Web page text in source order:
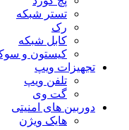
تستر شبکه
رک
کابل شبکه
کیستون و
تجهیزات ویپ
تلفن ویپ
گت وی
دوربین های امنیتی
هایک ویژن